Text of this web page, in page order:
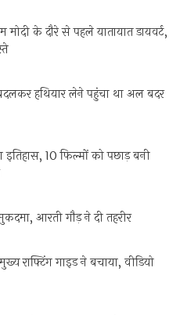
के दौरे से पहले यातायात डायवर्ट,
हथियार लेने पहुंचा था अल बदर
10 फिल्मों को पछाड़ बनी
आरती गौड़ ने दी तहरीर
राफ्टिंग गाइड ने बचाया, वीडियो